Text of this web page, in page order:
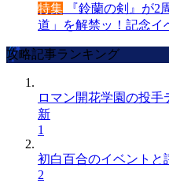
特集 『鈴蘭の剣』が2
道」を解禁ッ！記念イ
攻略記事ランキング
ロマン開花学園の投手
新
1
初白百合のイベントと
2